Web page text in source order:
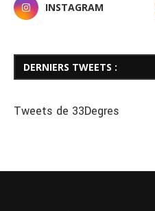
INSTAGRAM
DERNIERS TWEETS :
Tweets de 33Degres